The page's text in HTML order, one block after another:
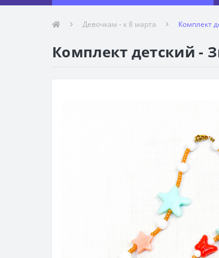
Девочкам - к 8 марта Комплект
Комплект детский -